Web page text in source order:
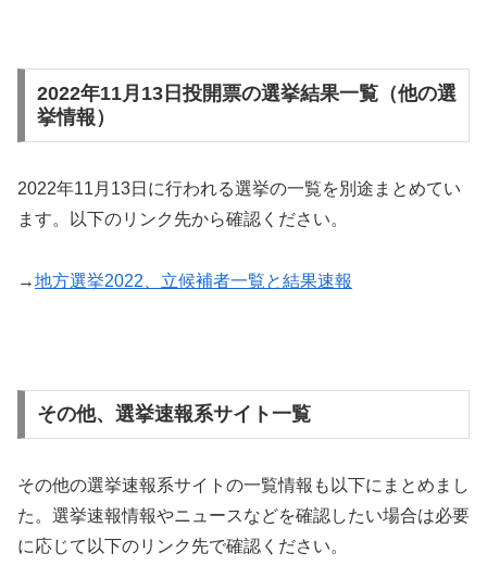
2022年11月13日投開票の選挙結果一覧（他の選
挙情報）
2022年11月13日に行われる選挙の一覧を別途まとめてい
ます。以下のリンク先から確認ください。
→地方選挙2022、立候補者一覧と結果速報
その他、選挙速報系サイト一覧
その他の選挙速報系サイトの一覧情報も以下にまとめまし
た。選挙速報情報やニュースなどを確認したい場合は必要
に応じて以下のリンク先で確認ください。